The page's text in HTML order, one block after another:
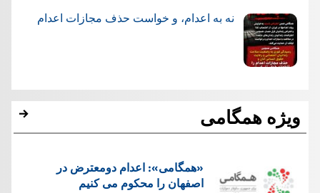
نه به اعدام، و خواست حذف مجازات اعدام
ویژه همگامی
«همگامی»: اعدام دومعترض در
اصفهان را محکوم می کنیم